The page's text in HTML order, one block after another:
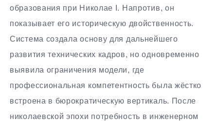
образования при Николае I. Напротив, он
показывает его историческую двойственность.
Система создала основу для дальнейшего
развития технических кадров, но одновременно
выявила ограничения модели, где
профессиональная компетентность была жёстко
встроена в бюрократическую вертикаль. После
николаевской эпохи потребность в инженерном